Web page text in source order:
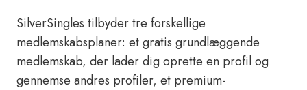
SilverSingles tilbyder tre forskellige
medlemskabsplaner: et gratis grundlæggende
medlemskab, der lader dig oprette en profil og
gennemse andres profiler, et premium-